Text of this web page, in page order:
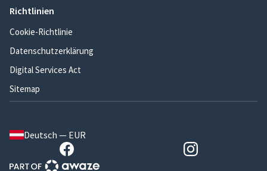
Richtlinien
Cookie-Richtlinie
Datenschutzerklärung
Digital Services Act
Sitemap
Deutsch — EUR